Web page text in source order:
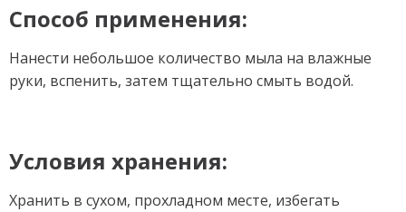
Способ применения:
Нанести небольшое количество мыла на влажные
руки, вспенить, затем тщательно смыть водой.
Условия хранения:
Хранить в сухом, прохладном месте, избегать